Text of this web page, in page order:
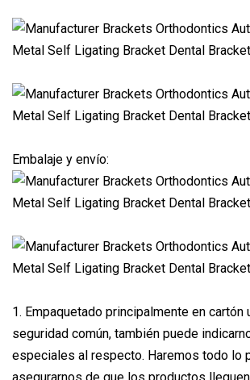
Embalaje y envío:
1. Empaquetado principalmente en cartón
seguridad común, también puede
especiales al respecto. Haremos todo lo